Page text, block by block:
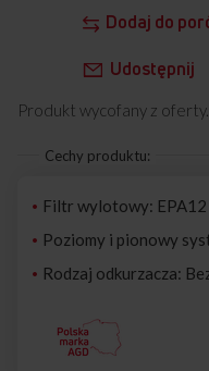
Dodaj do
Udostępnij
Produkt wycofany z oferty.
Cechy produktu:
Filtr wylotowy: EPA12
Poziomy i pionowy
Rodzaj odkurzacza: